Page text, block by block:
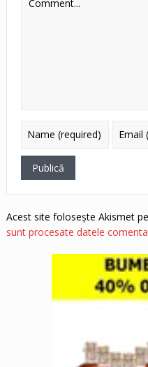
Acest site folosește Akismet
sunt procesate datele